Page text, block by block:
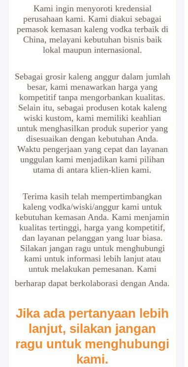
Kami ingin menyoroti kredensial
perusahaan kami. Kami diakui sebagai
pemasok kemasan kaleng vodka terbaik di
China, melayani kebutuhan bisnis baik
lokal maupun internasional.
Sebagai grosir kaleng anggur dalam jumlah
besar, kami menawarkan harga yang
kompetitif tanpa mengorbankan kualitas.
Selain itu, sebagai produsen kotak kaleng
wiski kustom, kami memiliki keahlian
untuk menghasilkan produk superior yang
disesuaikan dengan kebutuhan Anda.
Waktu pengerjaan yang cepat dan layanan
unggulan kami menjadikan kami pilihan
utama di antara klien-klien kami.
Terima kasih telah mempertimbangkan
kaleng vodka/wiski/anggur kami untuk
kebutuhan kemasan Anda. Kami menjamin
kualitas tertinggi, harga yang kompetitif,
dan layanan pelanggan yang luar biasa.
Silakan jangan ragu untuk menghubungi
kami untuk informasi lebih lanjut atau
untuk melakukan pemesanan. Kami
berharap dapat berkolaborasi dengan Anda.
Jika ada pertanyaan lebih
lanjut, silakan jangan
ragu untuk menghubungi
kami.